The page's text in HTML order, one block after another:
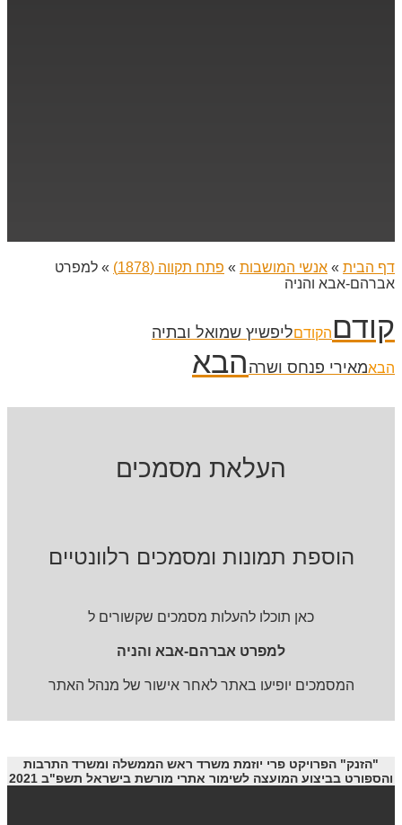
דף הבית » אנשי המושבות » פתח תקווה (1878) » למפרט
אברהם-אבא והניה
קודם הקודםליפשיץ שמואל ובתיה
הבאמאירי פנחס ושרה הבא
העלאת מסמכים
הוספת תמונות ומסמכים רלוונטיים
כאן תוכלו להעלות מסמכים שקשורים ל
למפרט אברהם-אבא והניה
המסמכים יופיעו באתר לאחר אישור של מנהל האתר
"הזנק" הפרויקט פרי יוזמת משרד ראש הממשלה ומשרד התרבות
והספורט בביצוע המועצה לשימור אתרי מורשת בישראל תשפ"ב 2021